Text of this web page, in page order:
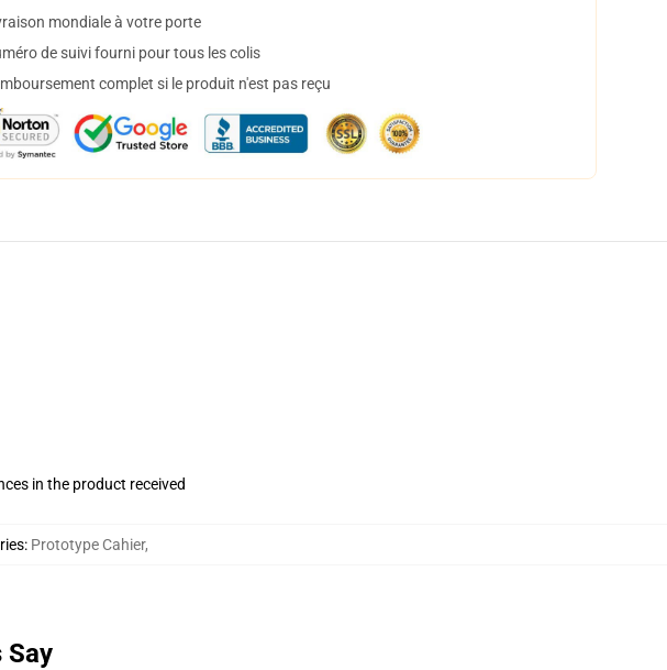
mondiale à votre porte
de suivi fourni pour tous les colis
complet si le produit n'est pas reçu
in the product received
: Prototype Cahier,
Say